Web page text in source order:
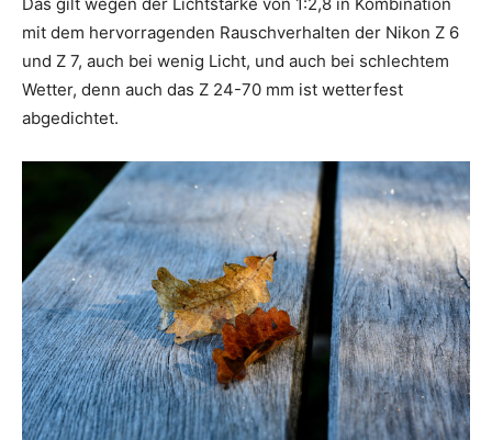
mit dem hervorragenden Rauschverhalten der Nikon Z 6
und Z 7, auch bei wenig Licht, und auch bei schlechtem
Wetter, denn auch das Z 24-70 mm ist wetterfest
abgedichtet.